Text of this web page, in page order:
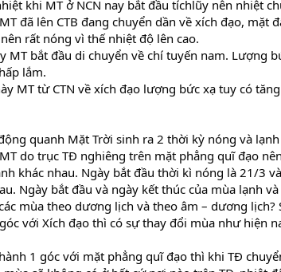
khi MT ở NCN nay bắt đầu tíchlũy nên nhiệt
đã lên CTB đang chuyển dần về xích đạo,
rất nóng vì thế nhiệt độ lên cao.
MT bắt đầu di chuyển về chí tuyến nam. Lượng
lắm.
MT từ CTN về xích đạo lượng bức xạ tuy có
quanh Mặt Trời sinh ra 2 thời kỳ nóng và
do trục TĐ nghiêng trên mặt phẳng quĩ đạo
khác nhau. Ngày bắt đầu thời kì nóng là 21/3
Ngày bắt đầu và ngày kết thúc của mùa lạnh
mùa theo dương lịch và theo âm – dương lịch?
với Xích đạo thì có sự thay đổi mùa như hiện
1 góc với mặt phẳng quĩ đạo thì khi TĐ